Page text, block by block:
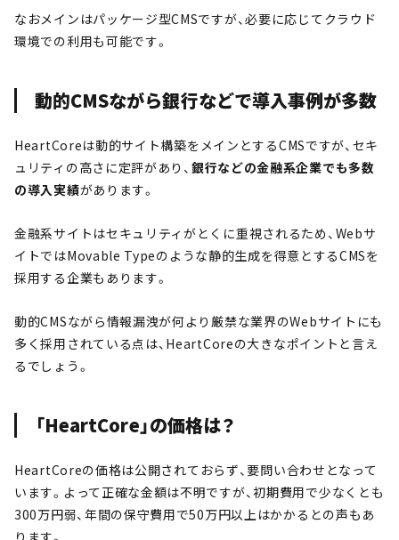
なおメインはパッケージ型CMSですが、必要に応じてクラウド
環境での利用も可能です。
動的CMSながら銀行などで導入事例が多数
HeartCoreは動的サイト構築をメインとするCMSですが、セキ
ュリティの高さに定評があり、 銀行などの金融系企業でも多数
の導入実績があります。
金融系サイトはセキュリティがとくに重視されるため、Webサ
イトではMovable Typeのような静的生成を得意とするCMSを
採用する企業もあります。
動的CMSながら情報漏洩が何より厳禁な業界のWebサイトにも
多く採用されている点は、HeartCoreの大きなポイントと言え
るでしょう。
「HeartCore」の価格は？
HeartCoreの価格は公開されておらず、要問い合わせとなって
います。よって正確な金額は不明ですが、初期費用で少なくとも
300万円弱、年間の保守費用で50万円以上はかかるとの声もあ